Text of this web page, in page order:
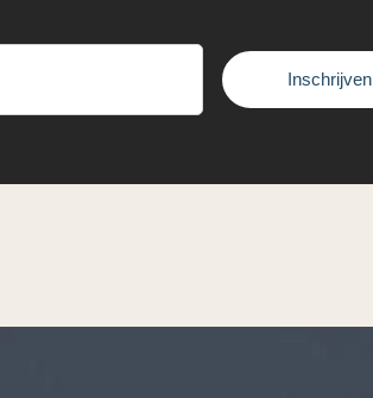
Inschrijven